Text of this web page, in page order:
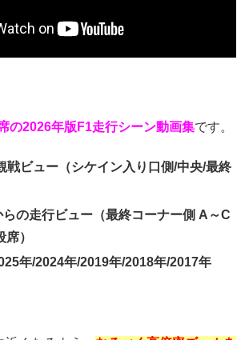
の2026年版F1走行シーン動画集です。
戦ビュー（シケイン入り口側/中央/最終
らの走行ビュー（最終コーナー側 A～C
）
年/2024年/2019年/2018年/2017年